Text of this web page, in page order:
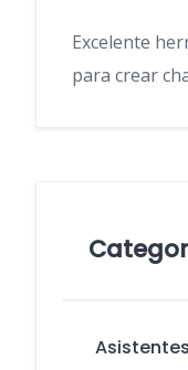
Excelente
para crear